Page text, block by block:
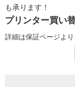
も承ります！
プリンター買い
詳細は保証ページより